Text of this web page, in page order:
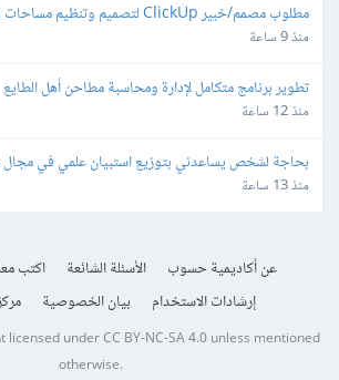
مطلوب مصمم/خبير ClickUp لتصميم وتنظيم مساحات داخل ClickUp
منذ 9 ساعة
تطوير برنامج متكامل لإدارة ومحاسبة مطاحن أهل الطايع
منذ 12 ساعة
بحاجة لشخص يساعدني بتوزيع استبيان علمي في مجال
منذ 13 ساعة
عن أكاديمية حسوب الأسئلة الشائعة اكتب
إرشادات الاستخدام
بيان الخصوصية
licensed underCC BY-NC-SA 4.0unless mentioned
otherwise.